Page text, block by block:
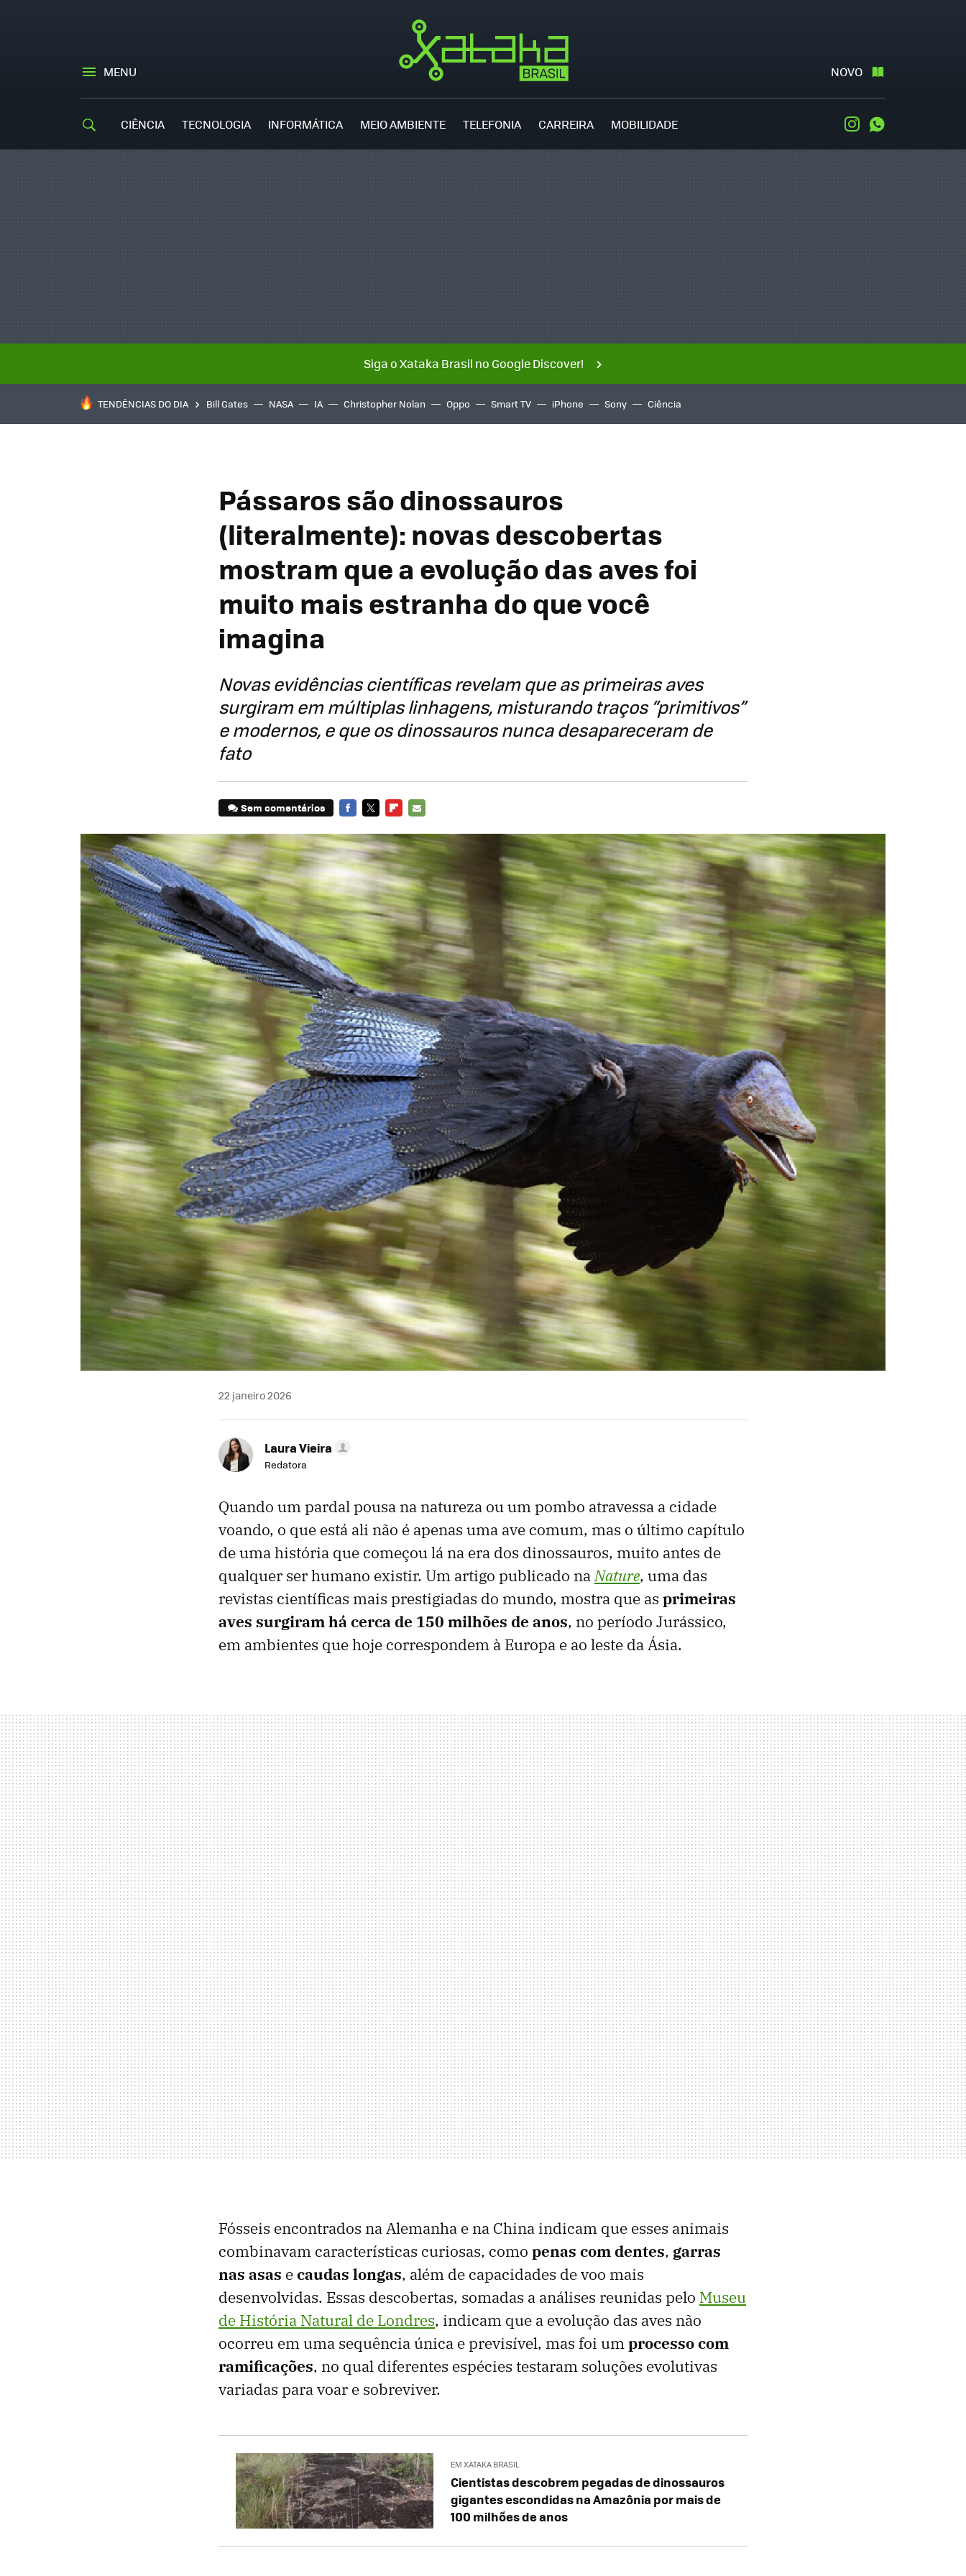
MENU NOVO
CIÊNCIA TECNOLOGIA INFORMÁTICA MEIO AMBIENTE TELEFONIA CARREIRA MOBILIDADE Instagram
Siga o Xataka Brasil no Google Discover!
TENDÊNCIAS DO DIA Bill Gates NASA IA Christopher Nolan Oppo Smart TV iPhone Sony Ciência
Pássaros são dinossauros
(literalmente): novas descobertas
mostram que a evolução das aves foi
muito mais estranha do que você
imagina
Novas evidências científicas revelam que as primeiras aves
surgiram em múltiplas linhagens, misturando traços “primitivos”
e modernos, e que os dinossauros nunca desapareceram de
fato
Sem comentários
MAIL
22 janeiro 2026
Laura Vieira
Redatora
Quando um pardal pousa na natureza ou um pombo atravessa a cidade
voando, o que está ali não é apenas uma ave comum, mas o último capítulo
de uma história que começou lá na era dos dinossauros, muito antes de
qualquer ser humano existir. Um artigo publicado naNature, uma das
revistas científicas mais prestigiadas do mundo, mostra que as primeiras
aves surgiram há cerca de 150 milhões de anos, no período Jurássico,
em ambientes que hoje correspondem à Europa e ao leste da Ásia.
Fósseis encontrados na Alemanha e na China indicam que esses animais
combinavam características curiosas, como penas com dentes, garras
nas asas ecaudas longas, além de capacidades de voo mais
desenvolvidas. Essas descobertas, somadas a análises reunidas pelo Museu
de História Natural de Londres, indicam que a evolução das aves não
ocorreu em uma sequência única e previsível, mas foi umprocesso com
ramificações, no qual diferentes espécies testaram soluções evolutivas
variadas para voar e sobreviver.
EM XATAKA BRASIL
Cientistas descobrem pegadas de dinossauros
gigantes escondidas na Amazônia por mais de
100 milhões de anos